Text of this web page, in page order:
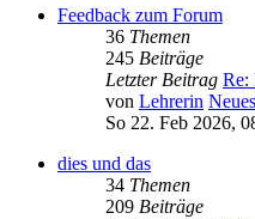
Feedback zum Forum
36 Themen
245 Beiträge
Letzter Beitrag Re:
von Lehrerin
So 22. Feb 2026,
dies und das
34 Themen
209 Beiträge